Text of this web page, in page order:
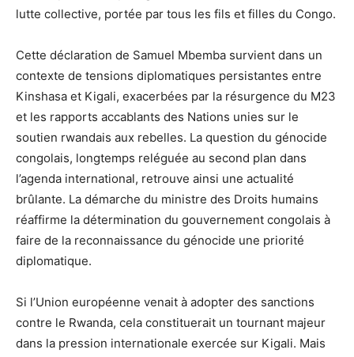
lutte collective, portée par tous les fils et filles du Congo.
Cette déclaration de Samuel Mbemba survient dans un
contexte de tensions diplomatiques persistantes entre
Kinshasa et Kigali, exacerbées par la résurgence du M23
et les rapports accablants des Nations unies sur le
soutien rwandais aux rebelles. La question du génocide
congolais, longtemps reléguée au second plan dans
l’agenda international, retrouve ainsi une actualité
brûlante. La démarche du ministre des Droits humains
réaffirme la détermination du gouvernement congolais à
faire de la reconnaissance du génocide une priorité
diplomatique.
Si l’Union européenne venait à adopter des sanctions
contre le Rwanda, cela constituerait un tournant majeur
dans la pression internationale exercée sur Kigali. Mais